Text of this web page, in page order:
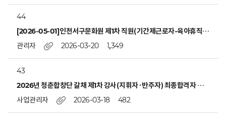
44
[2026-05-01]인천서구문화원 제1차 직원(기간제근로자-육아휴직 대직-문화예술팀) 채용 공고
관리자
2026-03-20 1,349
43
2026년 청춘합창단 갈채 제1차 강사(지휘자·반주자) 최종합격자 발표
사업관리자
2026-03-18 482